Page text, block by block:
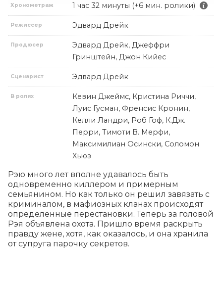
Хронометраж 1 час 32 минуты (+6 мин. ролики)
Режиссер Эдвард Дрейк
Продюсер
Эдвард Дрейк, Джеффри
Гринштейн, Джон Кийес
Сценарист Эдвард Дрейк
В ролях
Кевин Джеймс, Кристина Риччи,
Луис Гусман, Френсис Кронин,
Келли Ландри, Роб Гоф, К.Дж.
Перри, Тимоти В. Мерфи,
Максимилиан Осински, Соломон
Хьюз
Рэю много лет вполне удавалось быть
одновременно киллером и примерным
семьянином. Но как только он решил завязать с
криминалом, в мафиозных кланах происходят
определенные перестановки. Теперь за головой
Рэя объявлена охота. Пришло время раскрыть
правду жене, хотя, как оказалось, и она хранила
от супруга парочку секретов.